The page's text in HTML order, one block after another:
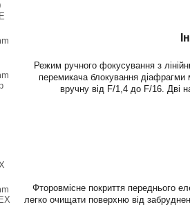
Режим ручного фокусування з
перемикача блокування
вручну від F/1,4 до F/16. Дві
Фторовмісне покриття переднього
легко очищати поверхню від